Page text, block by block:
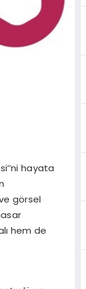
hayata
görsel
hem de